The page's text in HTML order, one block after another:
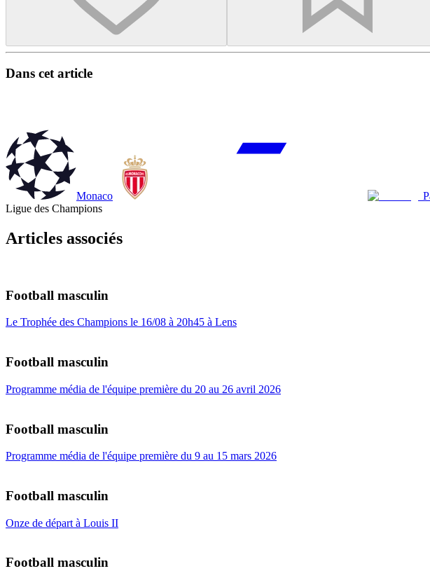
Dans cet article
Monaco
Ligue des Champions
Articles associés
Football masculin
Le Trophée des Champions le 16/08 à 20h45 à Lens
Football masculin
Programme média de l'équipe première du 20 au 26 avril 2026
Football masculin
Programme média de l'équipe première du 9 au 15 mars 2026
Football masculin
Onze de départ à Louis II
Football masculin